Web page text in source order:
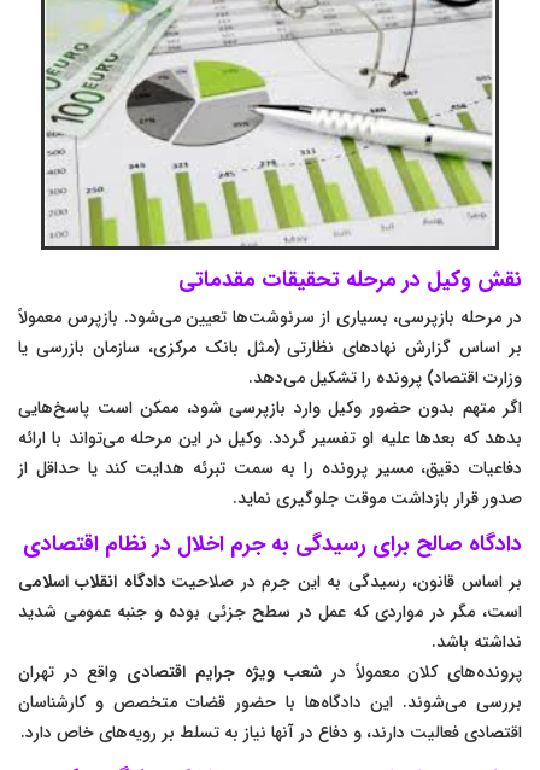
نقش وکیل در مرحله تحقیقات مقدماتی
در مرحله بازپرسی، بسیاری از سرنوشت‌ها تعیین می‌شود. بازپرس معمولاً
بر اساس گزارش نهادهای نظارتی (مثل بانک مرکزی، سازمان بازرسی یا
وزارت اقتصاد) پرونده را تشکیل می‌دهد.
اگر متهم بدون حضور وکیل وارد بازپرسی شود، ممکن است پاسخ‌هایی
بدهد که بعدها علیه او تفسیر گردد. وکیل در این مرحله می‌تواند با ارائه
دفاعیات دقیق، مسیر پرونده را به سمت تبرئه هدایت کند یا حداقل از
صدور قرار بازداشت موقت جلوگیری نماید.
دادگاه صالح برای رسیدگی به جرم اخلال در نظام اقتصادی
بر اساس قانون، رسیدگی به این جرم در صلاحیتدادگاه انقلاب اسلامی
است، مگر در مواردی که عمل در سطح جزئی بوده و جنبه عمومی شدید
نداشته باشد.
پرونده‌های کلان معمولاً در شعب ویژه جرایم اقتصادی واقع در تهران
بررسی می‌شوند. این دادگاه‌ها با حضور قضات متخصص و کارشناسان
اقتصادی فعالیت دارند، و دفاع در آنها نیاز به تسلط بر رویه‌های خاص دارد.